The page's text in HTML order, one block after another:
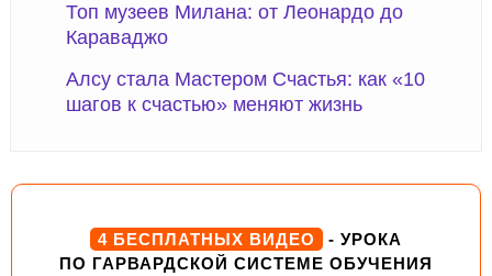
Топ музеев Милана: от Леонардо до
Караваджо
Алсу стала Мастером Счастья: как «10
шагов к счастью» меняют жизнь
4 БЕСПЛАТНЫХ ВИДЕО
- УРОКА
ПО ГАРВАРДСКОЙ СИСТЕМЕ ОБУЧЕНИЯ